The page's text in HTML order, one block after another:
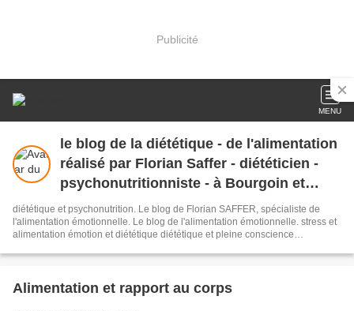
Publicité
MENU
le blog de la diététique - de l'alimentation
réalisé par Florian Saffer - diététicien -
psychonutritionniste - à Bourgoin et
Lyon - diététicien libéral
diététique et psychonutrition. Le blog de Florian SAFFER, spécialiste de
l'alimentation émotionnelle. Le blog de l'alimentation émotionnelle. stress et
alimentation émotion et diététique diététique et pleine conscience
Alimentation et rapport au corps